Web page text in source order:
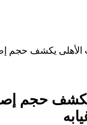
يكشف حجم
حجم